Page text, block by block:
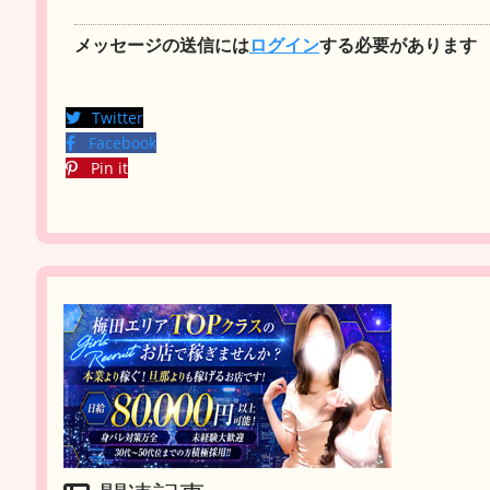
メッセージの送信にはログインする必要があります
Twitter
Facebook
Pin it